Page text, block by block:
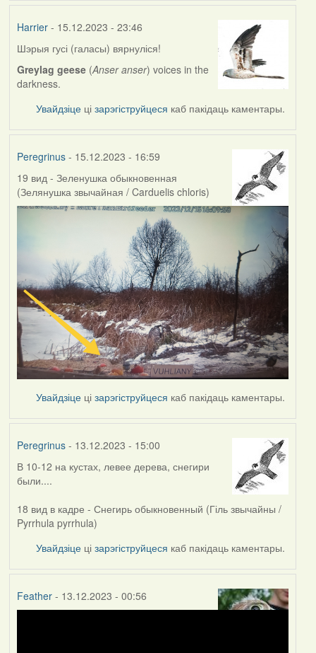
Harrier- 15.12.2023 - 23:46
Шэрыя гусі (галасы) вярнуліся!
Greylag geese (Anser anser) voices in the
darkness.
Увайдзіце цізарэгіструйцеся каб пакідаць каментары.
Peregrinus- 15.12.2023 - 16:59
19 вид - Зеленушка обыкновенная
(Зелянушка звычайная / Carduelis chloris)
Увайдзіце цізарэгіструйцеся каб пакідаць каментары.
Peregrinus- 13.12.2023 - 15:00
В 10-12 на кустах, левее дерева, снегири
были....
18 вид в кадре - Снегирь обыкновенный (Гіль звычайны /
Pyrrhula pyrrhula)
Увайдзіце цізарэгіструйцеся каб пакідаць каментары.
Feather- 13.12.2023 - 00:56